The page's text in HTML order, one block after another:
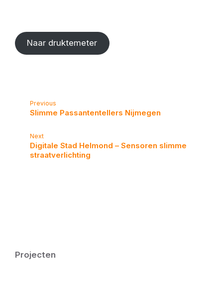
Naar druktemeter
Previous
Slimme Passantentellers Nijmegen
Next
Digitale Stad Helmond – Sensoren slimme
straatverlichting
Projecten